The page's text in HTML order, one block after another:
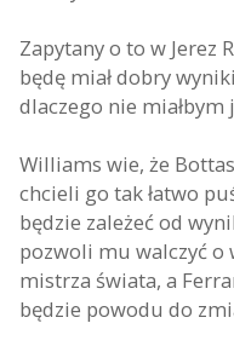
Zapytany o to w Jerez
będę miał dobry
dlaczego nie
Williams wie, że
chcieli go tak łatwo
będzie zależeć od
pozwoli mu walczyć o
mistrza świata, a
będzie powodu do